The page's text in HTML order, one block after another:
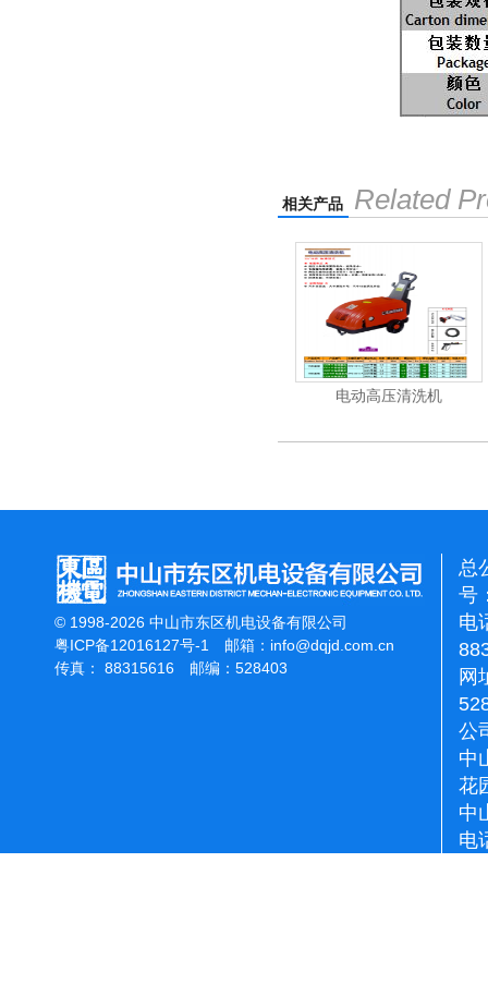
相关产品 Related
电动高压清洗机
© 1998-2026 中山市东区机电设备有限公司
粤ICP备12016127号-1
邮箱： info@dqjd.com.cn
传真： 88315616 邮编：528403
总
号
电
网
公
中
花
中
电